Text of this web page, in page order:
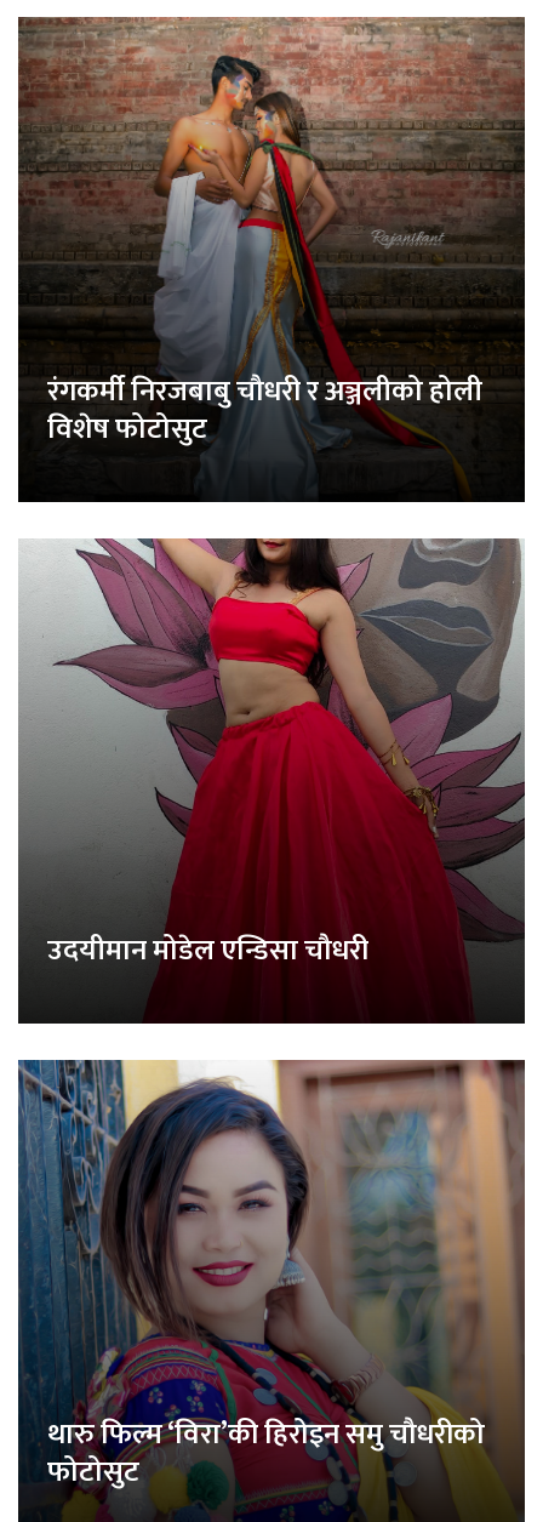
रंगकर्मी निरजबाबु चौधरी र अञ्जलीको होली
विशेष फोटोसुट
उदयीमान मोडेल एन्डिसा चौधरी
थारु फिल्म ‘विरा’की हिरोइन समु चौधरीको
फोटोसुट